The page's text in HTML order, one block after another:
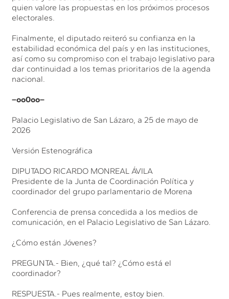
quien valore las propuestas en los próximos procesos
electorales.
Finalmente, el diputado reiteró su confianza en la
estabilidad económica del país y en las instituciones,
así como su compromiso con el trabajo legislativo para
dar continuidad a los temas prioritarios de la agenda
nacional.
–oo0oo–
Palacio Legislativo de San Lázaro, a 25 de mayo de
2026
Versión Estenográfica
DIPUTADO RICARDO MONREAL ÁVILA
Presidente de la Junta de Coordinación Política y
coordinador del grupo parlamentario de Morena
Conferencia de prensa concedida a los medios de
comunicación, en el Palacio Legislativo de San Lázaro.
¿Cómo están Jóvenes?
PREGUNTA.- Bien, ¿qué tal? ¿Cómo está el
coordinador?
RESPUESTA.- Pues realmente, estoy bien.